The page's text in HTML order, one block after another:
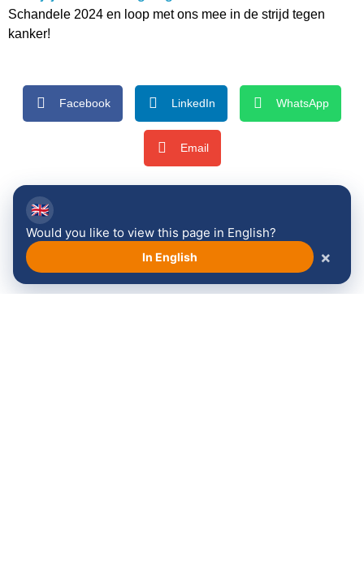
Schandele 2024 en loop met ons mee in de strijd tegen
kanker!
Facebook LinkedIn WhatsApp
Email
Bekijk alle sponsoren →
🇬🇧
Would you like to view this page in English?
In English ×